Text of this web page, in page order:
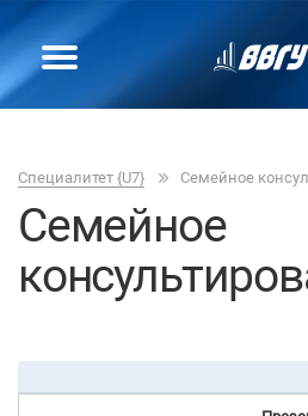
Специалитет {U7} Семейное
Семейное